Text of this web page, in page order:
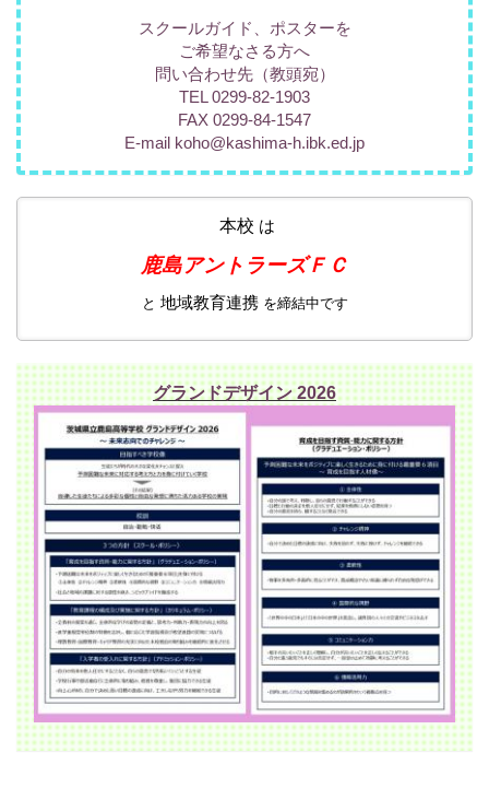
スクールガイド、ポスターを
ご希望なさる方へ
問い合わせ先（教頭宛）
TEL 0299-82-1903
FAX 0299-84-1547
E-mail koho@kashima-h.ibk.ed.jp
本校 は
鹿島アントラーズＦＣ
と 地域教育連携 を締結中です
グランドデザイン 2026